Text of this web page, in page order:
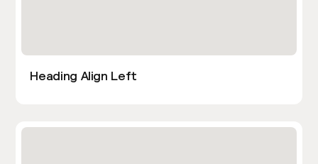
Heading Align Left